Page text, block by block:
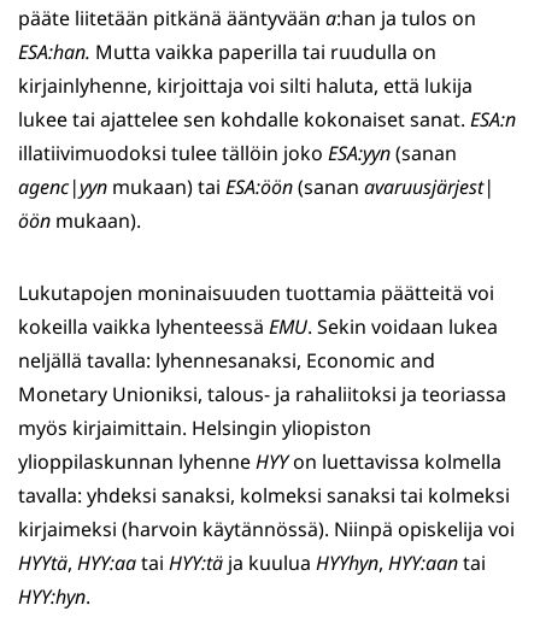
pääte liitetään pitkänä ääntyvään a:han ja tulos on
ESA:han. Mutta vaikka paperilla tai ruudulla on
kirjainlyhenne, kirjoittaja voi silti haluta, että lukija
lukee tai ajattelee sen kohdalle kokonaiset sanat. ESA:n
illatiivimuodoksi tulee tällöin joko ESA:yyn(sanan
agenc|yyn mukaan) tai ESA:öön(sanan avaruusjärjest|
öön mukaan).
Lukutapojen moninaisuuden tuottamia päätteitä voi
kokeilla vaikka lyhenteessä EMU. Sekin voidaan lukea
neljällä tavalla: lyhennesanaksi, Economic and
Monetary Unioniksi, talous- ja rahaliitoksi ja teoriassa
myös kirjaimittain. Helsingin yliopiston
ylioppilaskunnan lyhenneHYYon luettavissa kolmella
tavalla: yhdeksi sanaksi, kolmeksi sanaksi tai kolmeksi
kirjaimeksi (harvoin käytännössä). Niinpä opiskelija voi
HYYtä, HYY:aatai HYY:tä ja kuulua HYYhyn, HYY:aantai
HYY:hyn.